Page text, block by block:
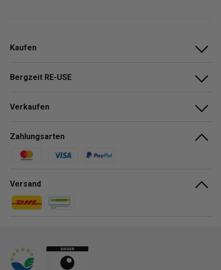
Kaufen
Bergzeit RE-USE
Verkaufen
Zahlungsarten
Zahlungsmethoden
Versand
Zahlungsmethoden
Zahlungsmethoden